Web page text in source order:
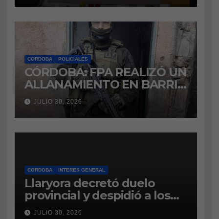
CORDOBA POLICIALES
CÓRDOBA: FPA REALIZÓ UN
ALLANAMIENTO EN BARRIO
VILLA BOEDO
RELACIONADO CON UNA
CAUSA DE DROGAS EN LA
CÁRCEL DE BOUWER
JULIO 30, 2026
CORDOBA INTERES GENERAL
Llaryora decretó duelo
provincial y despidió a los
bomberos cordobeses
JULIO 30, 2026